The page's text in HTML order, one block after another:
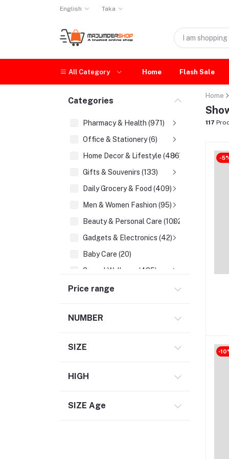
English Taka
All Category Home Flash Sale
Categories
Pharmacy & Health (971)
Office & Stationery (6)
Home Decor & Lifestyle (486)
Gifts & Souvenirs (133)
Daily Grocery & Food (409)
Men & Women Fashion (95)
Beauty & Personal Care (1002)
Gadgets & Electronics (42)
Baby Care (20)
Sexual Wellness (485)
Sports & Outdoors (5)
Gardening & Seeds (1)
Price range
NUMBER
SIZE
HIGH
SIZE Age
Home
117
-
-